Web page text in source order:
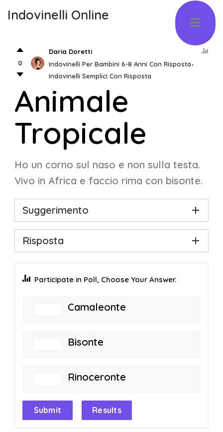
Indovinelli Online
0
Daria Doretti
Indovinelli Per Bambini 6-8 Anni Con Risposta
Indovinelli Semplici Con Risposta
Animale
Tropicale
Ho un corno sul naso e non sulla testa.
Vivo in Africa e faccio rima con bisonte.
Suggerimento
Risposta
Participate in Poll, Choose Your Answer.
Camaleonte
Bisonte
Rinoceronte
Submit Results